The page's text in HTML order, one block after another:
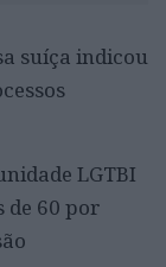
suíça indicou
LGTBI
de 60 por